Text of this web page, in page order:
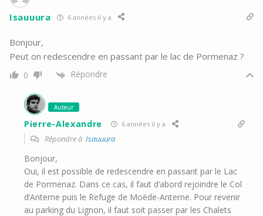
Isauuura 6 années il y a
Bonjour,
Peut on redescendre en passant par le lac de Pormenaz ?
0 Répondre
Auteur
Pierre-Alexandre 6 années il y a
Répondre à Isauuura
Bonjour,
Oui, il est possible de redescendre en passant par le Lac
de Pormenaz. Dans ce cas, il faut d’abord rejoindre le Col
d’Anterne puis le Refuge de Moëde-Anterne. Pour revenir
au parking du Lignon, il faut soit passer par les Chalets